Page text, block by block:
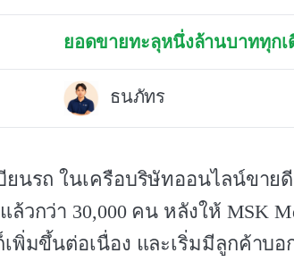
ยอดขายทะลุหนึ่งล้านบาททุกเ
ธนภัทร
ยนรถ ในเครือบริษัทออนไลน์ขา
ล้วกว่า 30,000 คน หลังให้ MSK
เพิ่มขึ้นต่อเนื่อง และเริ่มมีลูกค้าบอ